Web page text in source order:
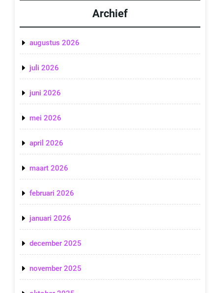
Archief
augustus 2026
juli 2026
juni 2026
mei 2026
april 2026
maart 2026
februari 2026
januari 2026
december 2025
november 2025